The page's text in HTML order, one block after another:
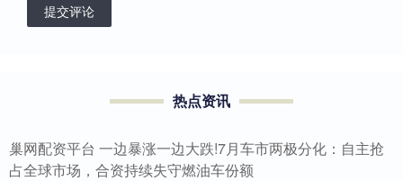
提交评论
热点资讯
巢网配资平台 一边暴涨一边大跌!7月车市两极分化：自主抢
占全球市场，合资持续失守燃油车份额